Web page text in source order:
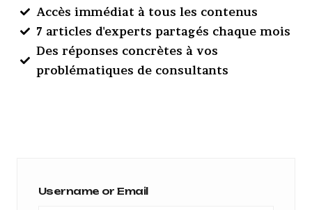
Accès immédiat à tous les contenus
7 articles d'experts partagés chaque mois
Des réponses concrètes à vos
problématiques de consultants
Username or Email